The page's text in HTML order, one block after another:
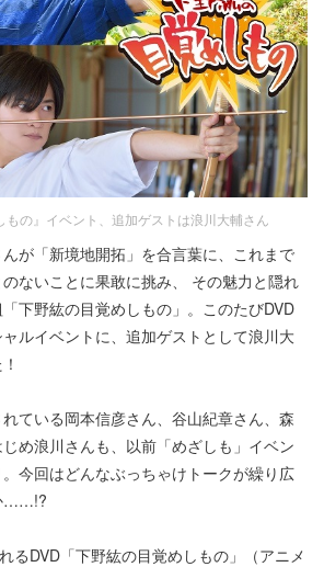
もの』イベント、追加ゲストは浪川大輔さん
が「新境地開拓」を合言葉に、これまで
ないことに果敢に挑み、 その魅力と隠れ
下野紘の目覚めしもの」。このたびDVD
ルイベントに、追加ゲストとして浪川大
ている岡本信彦さん、谷山紀章さん、森
め浪川さんも、以前「めざしも」イベン
今回はどんなぶっちゃけトークが繰り広
……!?
るDVD「下野紘の目覚めしもの」（アニメ